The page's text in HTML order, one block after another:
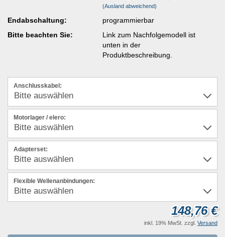
(Ausland abweichend)
Endabschaltung:
programmierbar
Bitte beachten Sie:
Link zum Nachfolgemodell ist
unten in der
Produktbeschreibung.
Anschlusskabel:
Motorlager / elero:
Adapterset:
Flexible Wellenanbindungen:
148,76 €
inkl. 19% MwSt. zzgl. Versand